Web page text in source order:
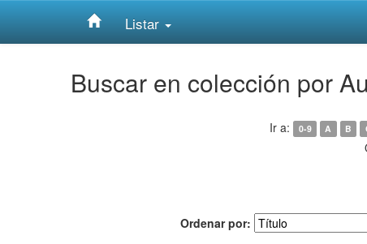
Listar
Buscar en colección por
Ir a: 0-9 A B
Ordenar por: